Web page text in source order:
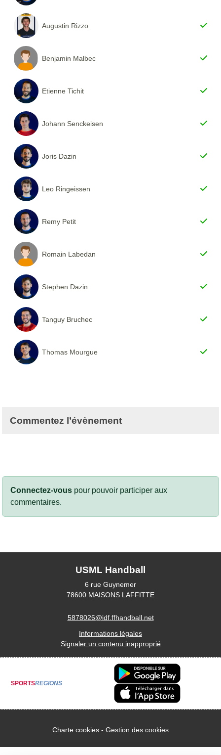
Augustin Rizzo
Benjamin Malbec
Etienne Tichit
Johann Senckeisen
Joris Dazin
Leo Ringeissen
Remy Petit
Romain Labedan
Stephen Dazin
Tanguy Bruchec
Thomas Mourgue
Commentez l’évènement
Connectez-vous pour pouvoir participer aux
commentaires.
USML Handball
6 rue Guynemer
78600 MAISONS LAFFITTE
5878026@idf.ffhandball.net
Informations légales
Signaler un contenu inapproprié
SPORTSREGIONS
Charte cookies Gestion des cookies